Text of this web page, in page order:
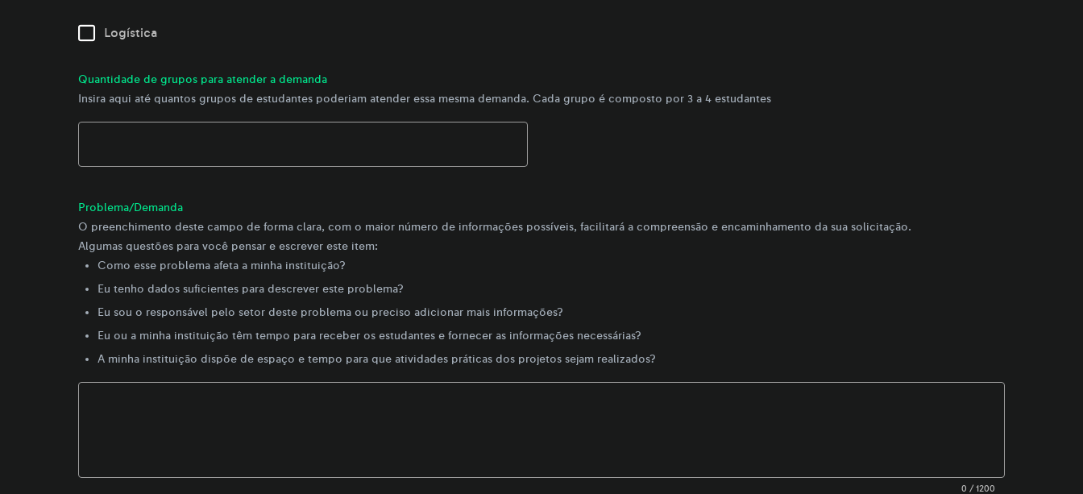
Logística
Quantidade de grupos para atender a demanda
Insira aqui até quantos grupos de estudantes poderiam atender essa mesma demanda. Cada grupo é composto por 3 a 4 estudantes
Problema/Demanda
O preenchimento deste campo de forma clara, com o maior número de informações possíveis, facilitará a compreensão e encaminhamento da sua solicitação.
Algumas questões para você pensar e escrever este item:
Como esse problema afeta a minha instituição?
Eu tenho dados suficientes para descrever este problema?
Eu sou o responsável pelo setor deste problema ou preciso adicionar mais informações?
Eu ou a minha instituição têm tempo para receber os estudantes e fornecer as informações necessárias?
A minha instituição dispõe de espaço e tempo para que atividades práticas dos projetos sejam realizados?
0 / 1200